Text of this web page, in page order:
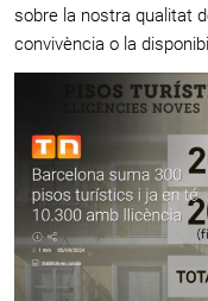
sobre la nostra qualitat
convivència o la